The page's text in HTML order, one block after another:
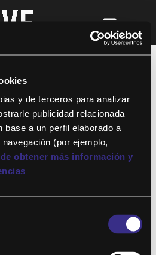
y de terceros para analizar
publicidad relacionada
base a un perfil elaborado a
(por ejemplo,
obtener más información y
ALTAFIT MOVE tienes
a todos nuestros
y clases online donde
quieras!